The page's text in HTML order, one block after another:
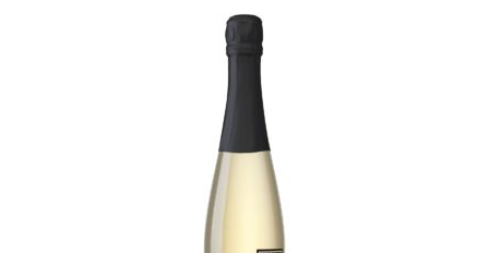
Filius Secco
6,50 €
WEITERLESEN